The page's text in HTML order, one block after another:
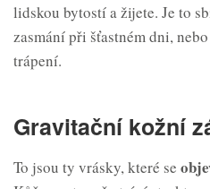
lidskou bytostí a žijete. Je to
zasmání při šťastném dni,
trápení.
Gravitační kožní
To jsou ty vrásky, které se